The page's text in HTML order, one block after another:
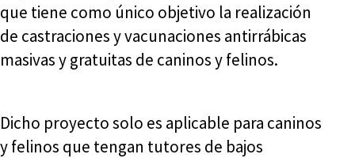
que tiene como único objetivo la realización
de castraciones y vacunaciones antirrábicas
masivas y gratuitas de caninos y felinos.
Dicho proyecto solo es aplicable para caninos
y felinos que tengan tutores de bajos